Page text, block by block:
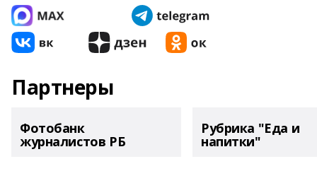
Партнеры
Фотобанк
журналистов РБ
Рубрика "Еда и
напитки"